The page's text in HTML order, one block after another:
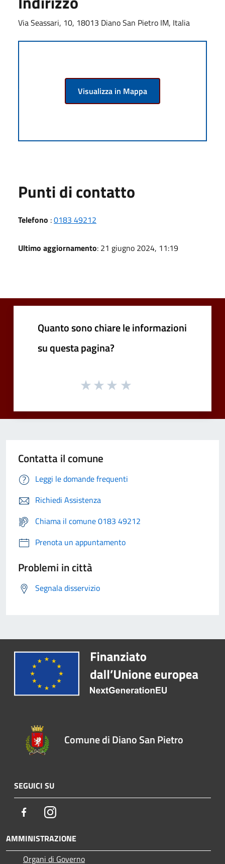
Via Seassari, 10, 18013 Diano San Pietro IM, Italia
Visualizza in Mappa
Punti di contatto
Telefono :0183 49212
Ultimo aggiornamento: 21 giugno 2024, 11:19
Quanto sono chiare le informazioni
su questa pagina?
Contatta il comune
Leggi le domande frequenti
Richiedi Assistenza
Chiama il comune 0183 49212
Prenota un appuntamento
Problemi in città
Segnala disservizio
Comune di Diano San Pietro
SEGUICI SU
FacebookInstagram
AMMINISTRAZIONE
Organi di Governo